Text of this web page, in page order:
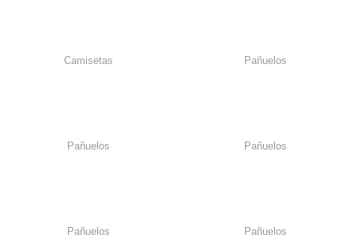
Camisetas Pañuelos
Pañuelos Pañuelos
Pañuelos Pañuelos